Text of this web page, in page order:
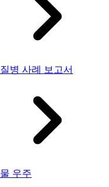
질병 사례 보고서
물 우주